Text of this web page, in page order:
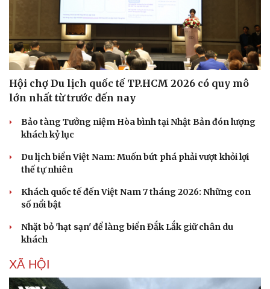
Hội chợ Du lịch quốc tế TP.HCM 2026 có quy mô
lớn nhất từ trước đến nay
Bảo tàng Tưởng niệm Hòa bình tại Nhật Bản đón lượng
khách kỷ lục
Du lịch biển Việt Nam: Muốn bứt phá phải vượt khỏi lợi
thế tự nhiên
Khách quốc tế đến Việt Nam 7 tháng 2026: Những con
số nổi bật
Nhặt bỏ 'hạt sạn' để làng biển Đắk Lắk giữ chân du
khách
XÃ HỘI